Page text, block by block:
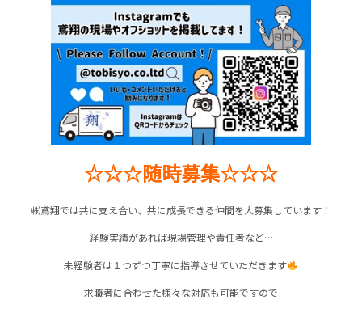
☆☆☆随時募集☆☆☆
㈱鳶翔では共に支え合い、共に成長できる仲間を大募集しています！
経験実績があれば現場管理や責任者など…
未経験者は１つずつ丁寧に指導させていただきます
求職者に合わせた様々な対応も可能ですので